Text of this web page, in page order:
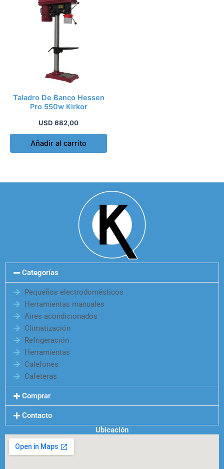
Taladro De Banco Hessen
Pro 550w Kirkor
USD 682,00
Añadir al carrito
Categorías
Pequeños electrodomésticos
Herramientas manuales
Aires acondicionados
Climatización
Refrigeración
Herramientas
Calefones
Cafeteras
Comprar
Contacto
Ubicación